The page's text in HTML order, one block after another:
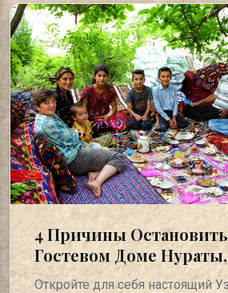
4 Причины
Гостевом Доме Нураты,
Узбекистан
Откройте для себя настоящий